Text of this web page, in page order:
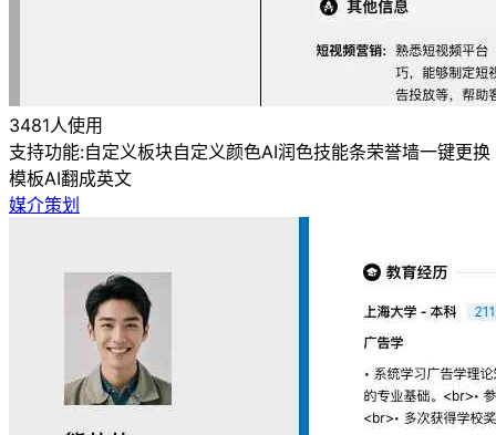
3481人使用
支持功能:自定义板块自定义颜色AI润色技能条荣誉墙一键更换
模板AI翻成英文
媒介策划